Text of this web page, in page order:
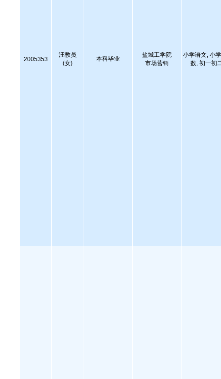
2005353
汪教员
(女)
本科毕业
盐城工学院
市场营销
小学语文, 小
数, 初一初